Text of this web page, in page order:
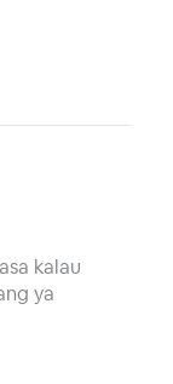
kalau
ya